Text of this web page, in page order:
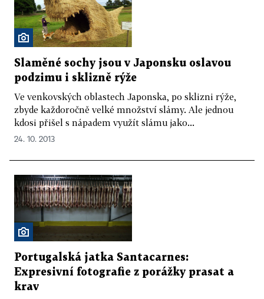
Slaměné sochy jsou v Japonsku oslavou
podzimu i sklizně rýže
Ve venkovských oblastech Japonska, po sklizni rýže,
zbyde každoročně velké množství slámy. Ale jednou
kdosi přišel s nápadem využít slámu jako...
24. 10. 2013
Portugalská jatka Santacarnes:
Expresivní fotografie z porážky prasat a
krav